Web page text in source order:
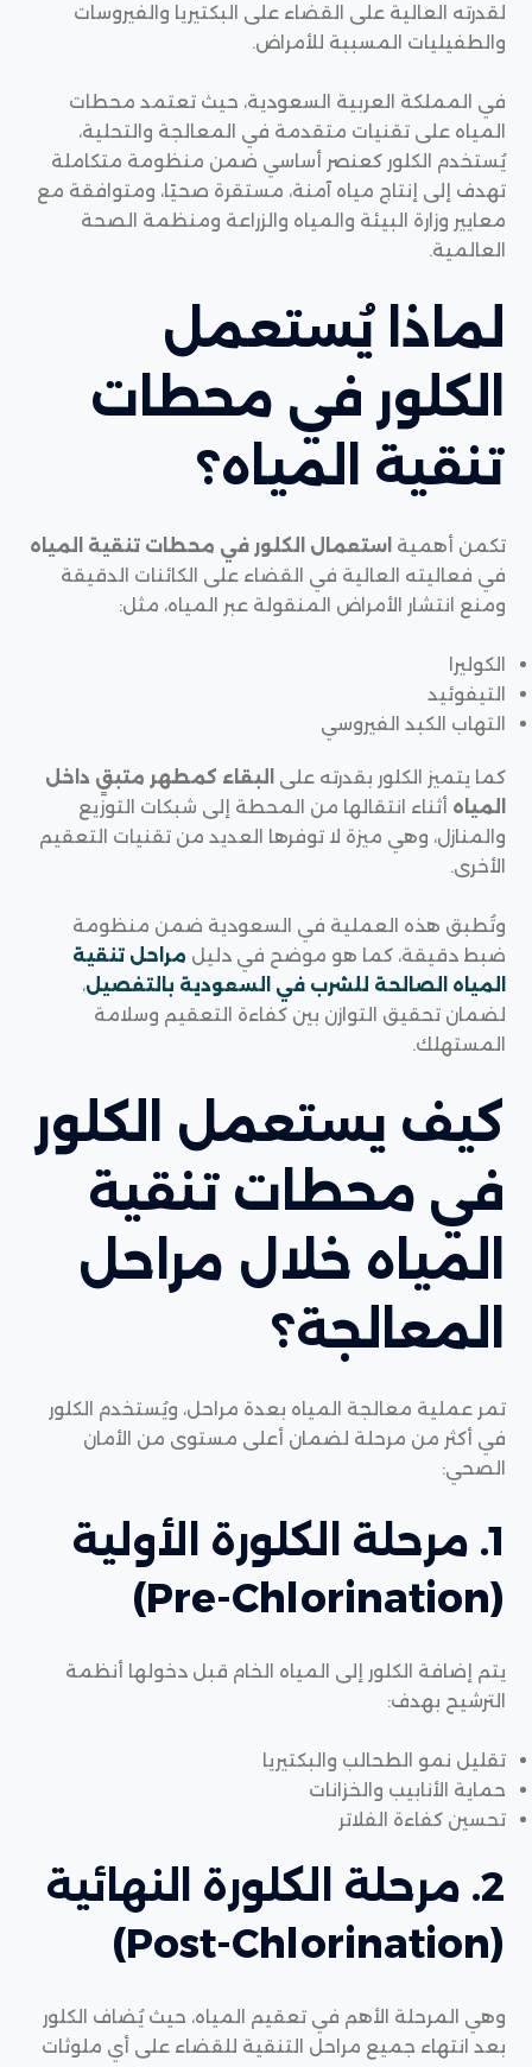
لقدرته العالية على القضاء على البكتيريا والفيروسات
والطفيليات المسببة للأمراض.
في المملكة العربية السعودية، حيث تعتمد محطات
المياه على تقنيات متقدمة في المعالجة والتحلية،
يُستخدم الكلور كعنصر أساسي ضمن منظومة متكاملة
تهدف إلى إنتاج مياه آمنة، مستقرة صحيًا، ومتوافقة مع
معايير وزارة البيئة والمياه والزراعة ومنظمة الصحة
العالمية.
لماذا يُستعمل
الكلور في محطات
تنقية المياه؟
تكمن أهمية استعمال الكلور في محطات تنقية المياه
في فعاليته العالية في القضاء على الكائنات الدقيقة
ومنع انتشار الأمراض المنقولة عبر المياه، مثل:
الكوليرا
التيفوئيد
التهاب الكبد الفيروسي
كما يتميز الكلور بقدرته على
البقاء كمطهر متبقٍ داخل
المياه أثناء انتقالها من المحطة إلى شبكات التوزيع
والمنازل، وهي ميزة لا توفرها العديد من تقنيات التعقيم
الأخرى.
وتُطبق هذه العملية في السعودية ضمن منظومة
ضبط دقيقة، كما هو موضح في دليل مراحل تنقية
المياه الصالحة للشرب في السعودية بالتفصيل،
لضمان تحقيق التوازن بين كفاءة التعقيم وسلامة
المستهلك.
كيف يستعمل الكلور
في محطات تنقية
المياه خلال مراحل
المعالجة؟
تمر عملية معالجة المياه بعدة مراحل، ويُستخدم الكلور
في أكثر من مرحلة لضمان أعلى مستوى من الأمان
الصحي:
1. مرحلة الكلورة الأولية
(Pre-Chlorination)
يتم إضافة الكلور إلى المياه الخام قبل دخولها أنظمة
الترشيح بهدف:
تقليل نمو الطحالب والبكتيريا
حماية الأنابيب والخزانات
تحسين كفاءة الفلاتر
2. مرحلة الكلورة النهائية
(Post-Chlorination)
وهي المرحلة الأهم في تعقيم المياه، حيث يُضاف الكلور
بعد انتهاء جميع مراحل التنقية للقضاء على أي ملوثات